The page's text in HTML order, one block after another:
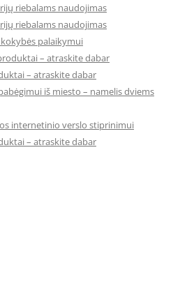
riebalams naudojimas
riebalams naudojimas
palaikymui
– atraskite dabar
– atraskite dabar
iš miesto – namelis dviems
internetinio verslo stiprinimui
– atraskite dabar